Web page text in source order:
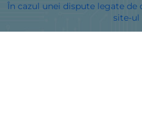
În cazul unei dispute legate de
site-ul